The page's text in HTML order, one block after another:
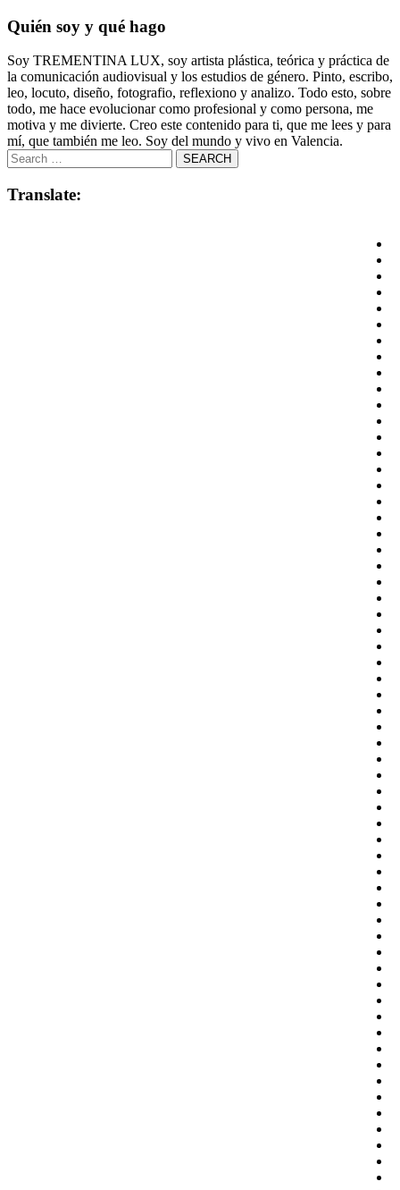
Quién soy y qué hago
Soy TREMENTINA LUX, soy artista plástica, teórica y práctica de
la comunicación audiovisual y los estudios de género. Pinto, escribo,
leo, locuto, diseño, fotografio, reflexiono y analizo. Todo esto, sobre
todo, me hace evolucionar como profesional y como persona, me
motiva y me divierte. Creo este contenido para ti, que me lees y para
mí, que también me leo. Soy del mundo y vivo en Valencia.
Translate: